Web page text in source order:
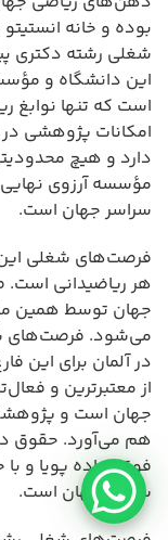
شغلی رشته دکتری
این دانشگاه و
است که تنها نوابغ
امکانات پژوهشی در
دارد و هیچ
مؤسسه آرزوی نهایی
سراسر جهان است.
هر ریاضیدانی
جهان توسط همین
می‌شود. فرصت‌های
در آلمان برای این
از معتبرترین و
جهان است و
هم می‌آورد. حقوق
فوق‌العاده پویا و
سراسر جهان است.